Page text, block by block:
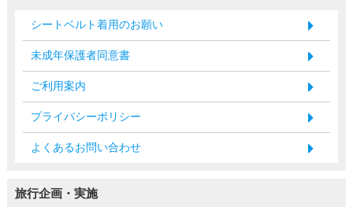
シートベルト着用のお願い
未成年保護者同意書
ご利用案内
プライバシーポリシー
よくあるお問い合わせ
旅行企画・実施